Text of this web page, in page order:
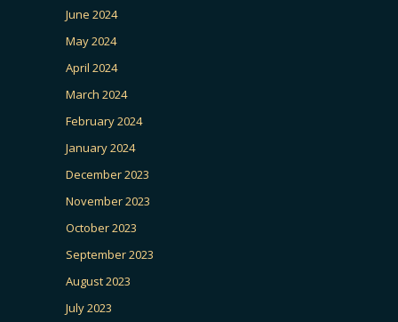
June 2024
May 2024
April 2024
March 2024
February 2024
January 2024
December 2023
November 2023
October 2023
September 2023
August 2023
July 2023